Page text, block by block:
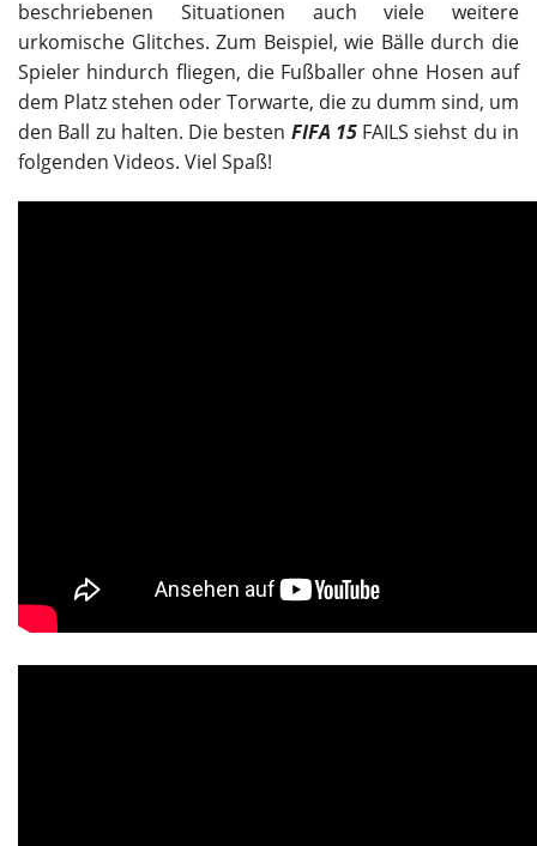
beschriebenen Situationen auch viele weitere
urkomische Glitches. Zum Beispiel, wie Bälle durch die
Spieler hindurch fliegen, die Fußballer ohne Hosen auf
dem Platz stehen oder Torwarte, die zu dumm sind, um
den Ball zu halten. Die besten FIFA 15FAILS siehst du in
folgenden Videos. Viel Spaß!